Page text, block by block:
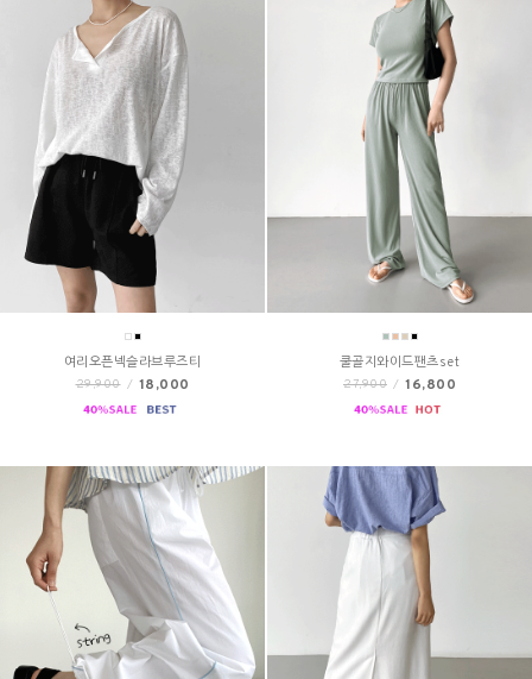
여리오픈넥슬라브루즈티
29,900 / 18,000
쿨골지와이드팬츠set
27,900 / 16,800